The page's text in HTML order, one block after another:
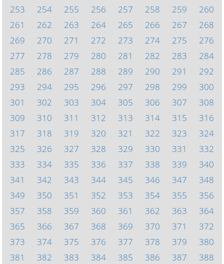
253
254 255 256 257 258 259
260
261
262 263 264 265 266 267
268
269
270 271 272 273 274 275
276
277
278 279 280 281 282 283
284
285
286 287 288 289 290 291
292
293
294 295 296 297 298 299
300
301
302 303 304 305 306 307
308
309
310 311 312 313 314 315
316
317
318 319 320 321 322 323
324
325
326 327 328 329 330 331
332
333
334 335 336 337 338 339
340
341
342 343 344 345 346 347
348
349
350 351 352 353 354 355
356
357
358 359 360 361 362 363
364
365
366 367 368 369 370 371
372
373
374 375 376 377 378 379
380
381
382 383 384 385 386 387 388